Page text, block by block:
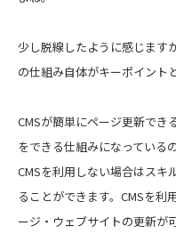
少し脱線したように感じます
の仕組み自体がキーポイント
CMSが簡単にページ更新でき
をできる仕組みになっている
CMSを利用しない場合はスキ
ることができます。CMSを利
ージ・ウェブサイトの更新が